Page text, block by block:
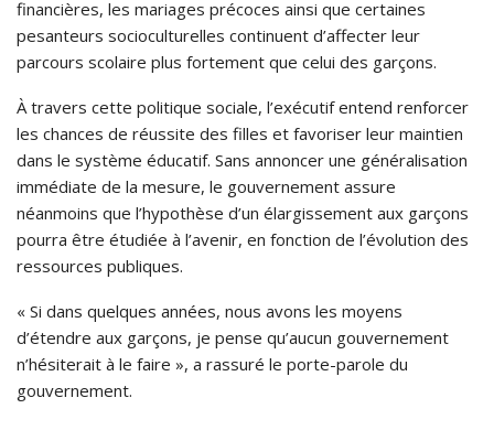
financières, les mariages précoces ainsi que certaines
pesanteurs socioculturelles continuent d’affecter leur
parcours scolaire plus fortement que celui des garçons.
À travers cette politique sociale, l’exécutif entend renforcer
les chances de réussite des filles et favoriser leur maintien
dans le système éducatif. Sans annoncer une généralisation
immédiate de la mesure, le gouvernement assure
néanmoins que l’hypothèse d’un élargissement aux garçons
pourra être étudiée à l’avenir, en fonction de l’évolution des
ressources publiques.
« Si dans quelques années, nous avons les moyens
d’étendre aux garçons, je pense qu’aucun gouvernement
n’hésiterait à le faire », a rassuré le porte-parole du
gouvernement.